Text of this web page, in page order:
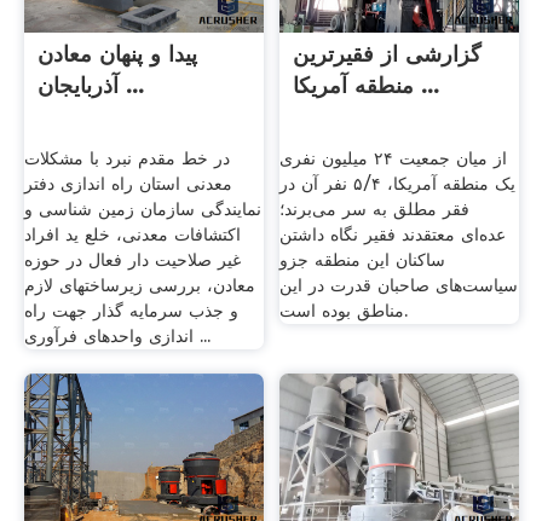
پیدا و پنهان معادن
آذربایجان ...
در خط مقدم نبرد با مشکلات
معدنی استان راه اندازی دفتر
نمایندگی سازمان زمین شناسی و
اکتشافات معدنی، خلع ید افراد
غیر صلاحیت دار فعال در حوزه
معادن، بررسی زیرساختهای لازم
و جذب سرمایه گذار جهت راه
اندازی واحدهای فرآوری ...
گزارشی از فقیرترین
منطقه آمریکا ...
از میان جمعیت ۲۴ میلیون نفری
یک منطقه آمریکا، ۵/۴ نفر آن در
فقر مطلق به سر می‌برند؛
عده‌ای معتقدند فقیر نگاه داشتن
ساکنان این منطقه جزو
سیاست‌های صاحبان قدرت در این
مناطق بوده است.